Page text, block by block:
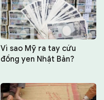
Vì sao Mỹ ra tay cứu
đồng yen Nhật Bản?